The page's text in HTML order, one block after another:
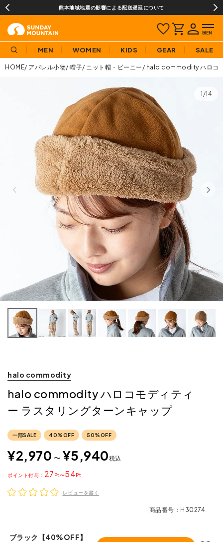
熊本地域地震の影響による配送遅延について
MEN WOMEN KIDS GEAR SALE
HOME アパレル小物 帽子 ニット帽・ビーニー halo commodity ハロコモ
1/14
halo commodity
halo commodity ハロコモディティ
ー ラスタリングターンキャップ
一部SALE 40%OFF 50%OFF
¥2,970 〜 ¥5,940税込
27 〜54
ポイント
レビューを書く
商品番号 H30274
ブラック【40%OFF】